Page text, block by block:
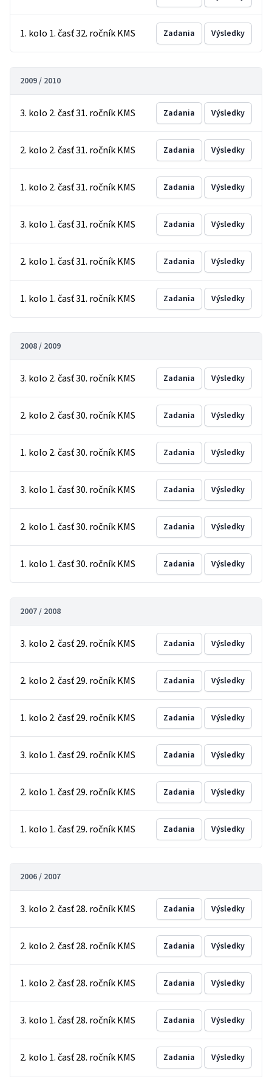
1. kolo 1. časť 32. ročník KMS Zadania Výsledky
2009 / 2010
3. kolo 2. časť 31. ročník KMS Zadania Výsledky
2. kolo 2. časť 31. ročník KMS Zadania Výsledky
1. kolo 2. časť 31. ročník KMS Zadania Výsledky
3. kolo 1. časť 31. ročník KMS Zadania Výsledky
2. kolo 1. časť 31. ročník KMS Zadania Výsledky
1. kolo 1. časť 31. ročník KMS Zadania Výsledky
2008 / 2009
3. kolo 2. časť 30. ročník KMS Zadania Výsledky
2. kolo 2. časť 30. ročník KMS Zadania Výsledky
1. kolo 2. časť 30. ročník KMS Zadania Výsledky
3. kolo 1. časť 30. ročník KMS Zadania Výsledky
2. kolo 1. časť 30. ročník KMS Zadania Výsledky
1. kolo 1. časť 30. ročník KMS Zadania Výsledky
2007 / 2008
3. kolo 2. časť 29. ročník KMS Zadania Výsledky
2. kolo 2. časť 29. ročník KMS Zadania Výsledky
1. kolo 2. časť 29. ročník KMS Zadania Výsledky
3. kolo 1. časť 29. ročník KMS Zadania Výsledky
2. kolo 1. časť 29. ročník KMS Zadania Výsledky
1. kolo 1. časť 29. ročník KMS Zadania Výsledky
2006 / 2007
3. kolo 2. časť 28. ročník KMS Zadania Výsledky
2. kolo 2. časť 28. ročník KMS Zadania Výsledky
1. kolo 2. časť 28. ročník KMS Zadania Výsledky
3. kolo 1. časť 28. ročník KMS Zadania Výsledky
2. kolo 1. časť 28. ročník KMS Zadania Výsledky